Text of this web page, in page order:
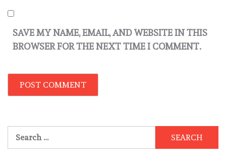
SAVE MY NAME, EMAIL, AND WEBSITE IN THIS
BROWSER FOR THE NEXT TIME I COMMENT.
for: